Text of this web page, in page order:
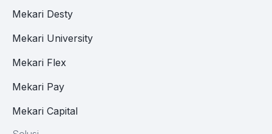
Mekari Desty
Mekari University
Mekari Flex
Mekari Pay
Mekari Capital